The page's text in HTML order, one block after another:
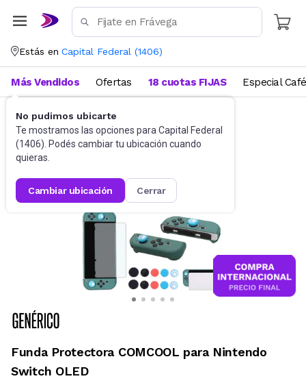
Estás en Capital Federal (1406)
No pudimos ubicarte
Te mostramos las opciones para Capital Federal
(1406). Podés cambiar tu ubicación cuando
quieras.
cambiar ubicación cerrar
Más Vendidos Ofertas 18 cuotas FIJAS Especial Café
Videojuegos Accesorios
Funda Protectora COMCOOL para Nintendo
Switch OLED